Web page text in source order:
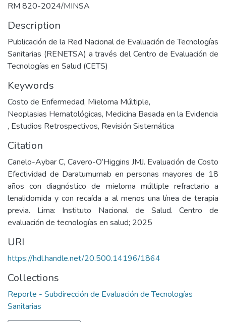
RM 820-2024/MINSA
Description
Publicación de la Red Nacional de Evaluación de Tecnologías
Sanitarias (RENETSA) a través del Centro de Evaluación de
Tecnologías en Salud (CETS)
Keywords
Costo de Enfermedad, Mieloma Múltiple,
Neoplasias Hematológicas, Medicina Basada en la Evidencia
, Estudios Retrospectivos, Revisión Sistemática
Citation
Canelo-Aybar C, Cavero-O’Higgins JMJ. Evaluación de Costo
Efectividad de Daratumumab en personas mayores de 18
años con diagnóstico de mieloma múltiple refractario a
lenalidomida y con recaída a al menos una línea de terapia
previa. Lima: Instituto Nacional de Salud. Centro de
evaluación de tecnologías en salud; 2025
URI
https://hdl.handle.net/20.500.14196/1864
Collections
Reporte - Subdirección de Evaluación de Tecnologías
Sanitarias